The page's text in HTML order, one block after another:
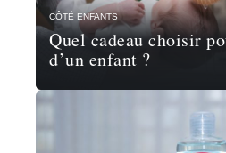
CÔTÉ ENFANTS
Quel cadeau choisir
d’un enfant ?